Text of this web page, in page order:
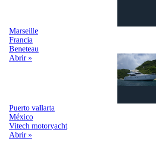
Marseille
Francia
Beneteau
Abrir »
Puerto vallarta
México
Vitech motoryacht
Abrir »